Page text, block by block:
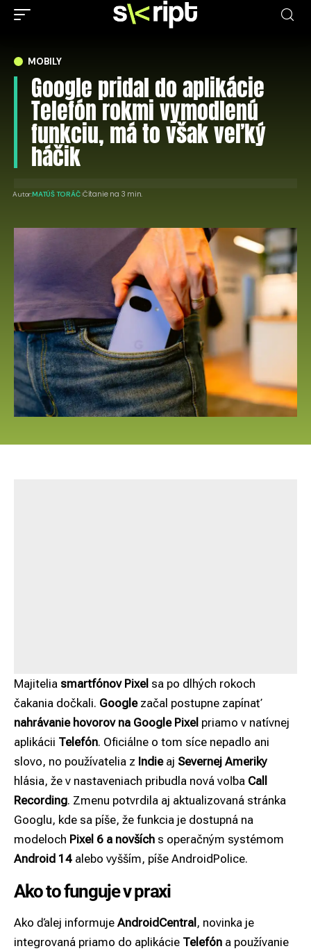
MOBILY
Google pridal do aplikácie
Telefón rokmi vymodlenú
funkciu, má to však veľký
háčik
Autor:MATÚŠ TORÁČ Čítanie na 3 min.
Majitelia smartfónov Pixel sa po dlhých rokoch
čakania dočkali. Googlezačal postupne zapínať
nahrávanie hovorov na Google Pixel priamo v natívnej
aplikácii Telefón. Oficiálne o tom síce nepadlo ani
slovo, no používatelia z Indieaj Severnej Ameriky
hlásia, že v nastaveniach pribudla nová voľba Call
Recording. Zmenu potvrdila aj aktualizovaná stránka
Googlu, kde sa píše, že funkcia je dostupná na
modeloch Pixel 6 a novších s operačným systémom
Android 14 alebo vyšším, píše AndroidPolice.
Ako to funguje v praxi
Ako ďalej informuje AndroidCentral , novinka je
integrovaná priamo do aplikácie Telefón a používanie